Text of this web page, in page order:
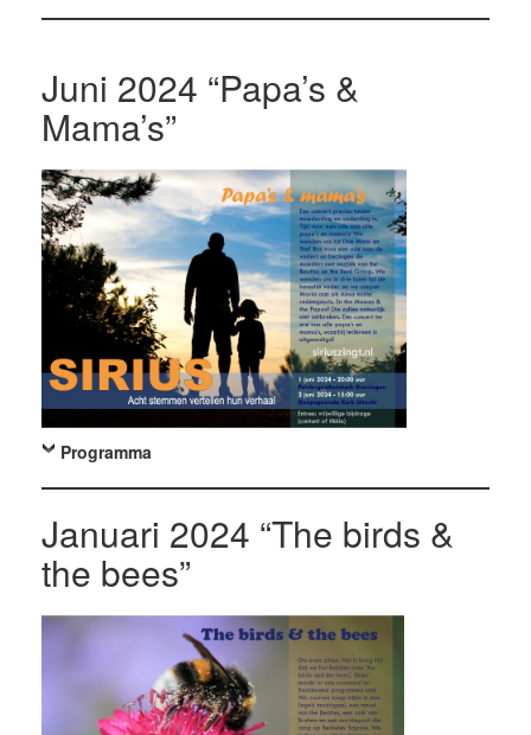
Juni 2024 “Papa’s &
Mama’s”
Programma
Januari 2024 “The birds &
the bees”